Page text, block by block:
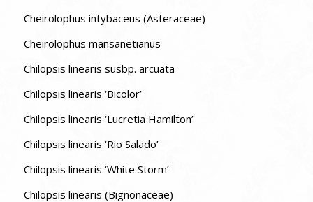
Cheirolophus intybaceus (Asteraceae)
Cheirolophus mansanetianus
Chilopsis linearis susbp. arcuata
Chilopsis linearis ‘Bicolor’
Chilopsis linearis ‘Lucretia Hamilton’
Chilopsis linearis ‘Rio Salado’
Chilopsis linearis ‘White Storm’
Chilopsis linearis (Bignonaceae)